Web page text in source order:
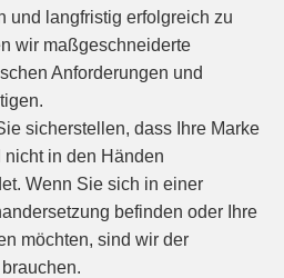
und langfristig erfolgreich zu
wir maßgeschneiderte
Anforderungen und
sicherstellen, dass Ihre Marke
in den Händen
Wenn Sie sich in einer
befinden oder Ihre
möchten, sind wir der